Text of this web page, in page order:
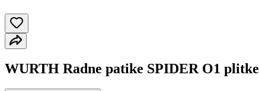
WURTH Radne patike SPIDER O1 plitke